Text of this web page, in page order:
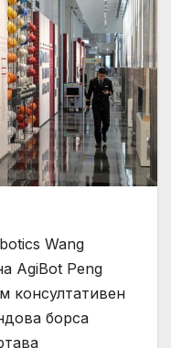
Wang
AgiBot Peng
консултативен
борса